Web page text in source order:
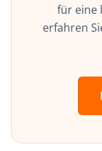
für eine
erfahren